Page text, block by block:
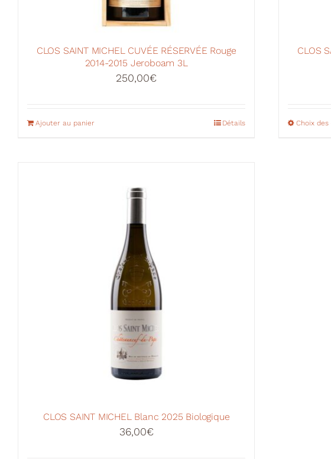
CLOS SAINT MICHEL CUVÉE RÉSERVÉE Rouge
2014-2015 Jeroboam 3L
250,00€
Ajouter au panier Détails
CLOS
Choix
CLOS SAINT MICHEL Blanc 2025 Biologique
36,00€